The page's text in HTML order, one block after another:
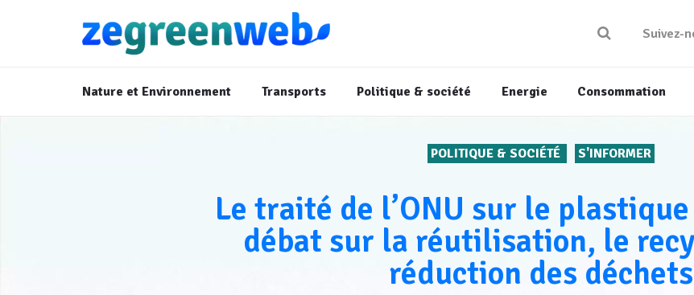
Suivez-
Nature et Environnement Transports Politique & société Energie Consommation
POLITIQUE & SOCIÉTÉ S'INFORMER
Le traité de l’ONU sur le
débat sur la réutilisation, le
réduction des déchets